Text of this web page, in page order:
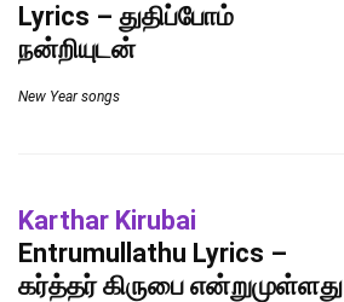
Lyrics – துதிப்போம்
நன்றியுடன்
New Year songs
Karthar Kirubai
Entrumullathu Lyrics –
கர்த்தர் கிருபை என்றுமுள்ளது